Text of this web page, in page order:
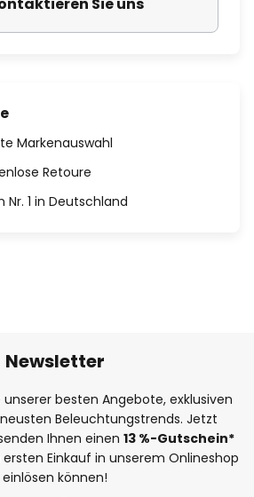
Markenauswahl
Retoure
Nr. 1 in Deutschland
Newsletter
unserer besten Angebote, exklusiven
Beleuchtungstrends. Jetzt
Ihnen einen 13 %-Gutschein*
ersten Einkauf in unserem Onlineshop
einlösen können!